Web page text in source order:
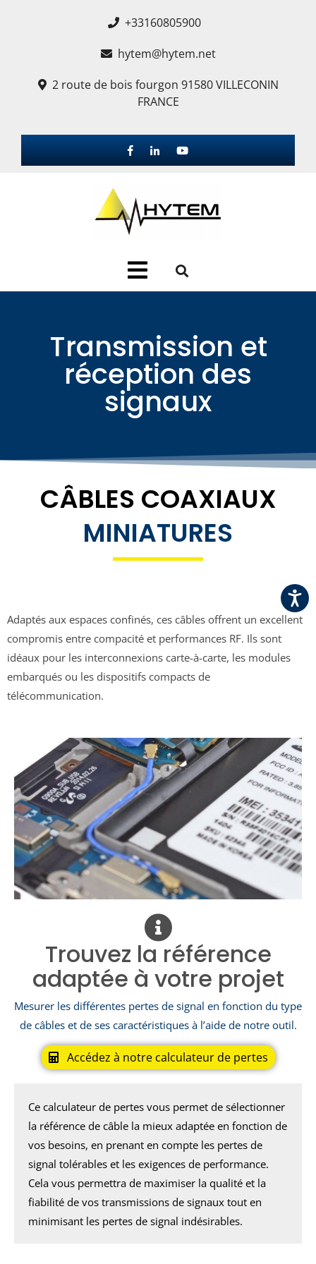
+33160805900
hytem@hytem.net
2 route de bois fourgon 91580 VILLECONIN
FRANCE
Transmission et
réception des
signaux
CÂBLES COAXIAUX
MINIATURES
Adaptés aux espaces confinés, ces câbles offrent un excellent
compromis entre compacité et performances RF. Ils sont
idéaux pour les interconnexions carte-à-carte, les modules
embarqués ou les dispositifs compacts de
télécommunication.
Trouvez la référence
adaptée à votre projet
Mesurer les différentes pertes de signal en fonction du type
de câbles et de ses caractéristiques à l’aide de notre outil.
Accédez à notre calculateur de pertes
Ce calculateur de pertes vous permet de sélectionner
la référence de câble la mieux adaptée en fonction de
vos besoins, en prenant en compte les pertes de
signal tolérables et les exigences de performance.
Cela vous permettra de maximiser la qualité et la
fiabilité de vos transmissions de signaux tout en
minimisant les pertes de signal indésirables.